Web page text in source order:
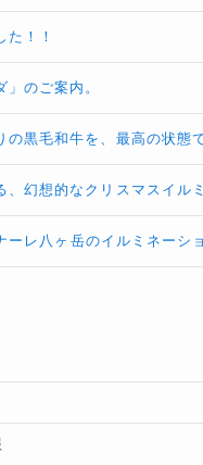
た！！
」のご案内。
の黒毛和牛を、最高の状態で
、幻想的なクリスマスイル
ーレ八ヶ岳のイルミネーシ